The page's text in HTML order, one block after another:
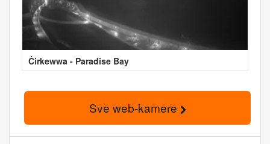
Ċirkewwa - Paradise Bay
Sve web-kamere